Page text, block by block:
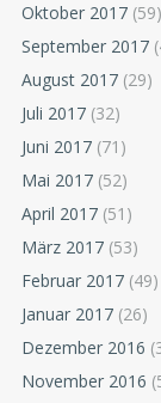
Oktober 2017 (59)
September 2017
August 2017 (29)
Juli 2017 (32)
Juni 2017 (71)
Mai 2017 (52)
April 2017 (51)
März 2017 (53)
Februar 2017 (49)
Januar 2017 (26)
Dezember 2016
November 2016